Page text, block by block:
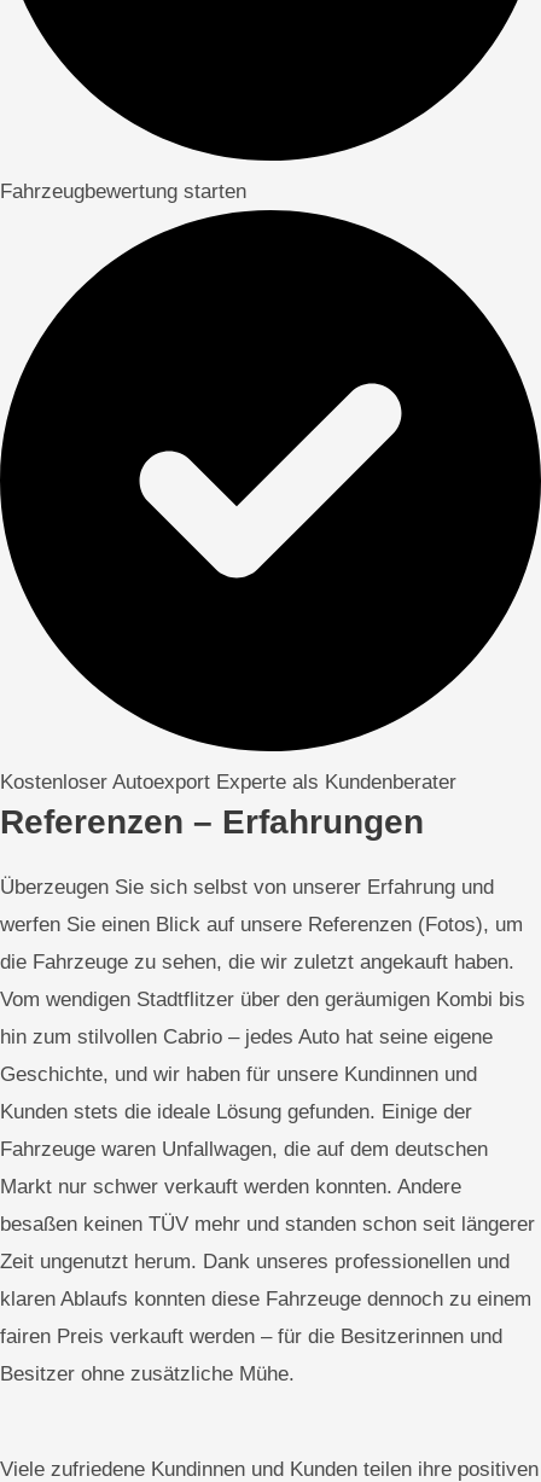
Fahrzeugbewertung starten
Kostenloser Autoexport Experte als Kundenberater
Referenzen – Erfahrungen
Überzeugen Sie sich selbst von unserer Erfahrung und
werfen Sie einen Blick auf unsere Referenzen (Fotos), um
die Fahrzeuge zu sehen, die wir zuletzt angekauft haben.
Vom wendigen Stadtflitzer über den geräumigen Kombi bis
hin zum stilvollen Cabrio – jedes Auto hat seine eigene
Geschichte, und wir haben für unsere Kundinnen und
Kunden stets die ideale Lösung gefunden. Einige der
Fahrzeuge waren Unfallwagen, die auf dem deutschen
Markt nur schwer verkauft werden konnten. Andere
besaßen keinen TÜV mehr und standen schon seit längerer
Zeit ungenutzt herum. Dank unseres professionellen und
klaren Ablaufs konnten diese Fahrzeuge dennoch zu einem
fairen Preis verkauft werden – für die Besitzerinnen und
Besitzer ohne zusätzliche Mühe.
Viele zufriedene Kundinnen und Kunden teilen ihre positiven